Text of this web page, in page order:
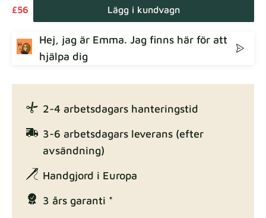
£56 Lägg i kundvagn
Hej, jag är Emma. Jag finns här för att
hjälpa dig
2-4 arbetsdagars hanteringstid
3-6 arbetsdagars leverans (efter
avsändning)
Handgjord i Europa
3 års garanti *